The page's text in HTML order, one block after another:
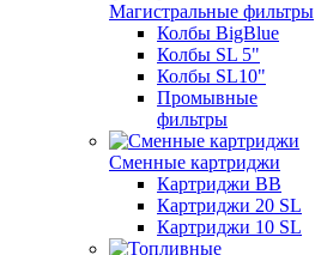
Магистральные фильтры
Колбы BigBlue
Колбы SL 5"
Колбы SL10"
Промывные
фильтры
Сменные картриджи
Картриджи BB
Картриджи 20 SL
Картриджи 10 SL